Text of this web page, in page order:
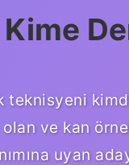
teknisyeni
ve kan
uyan